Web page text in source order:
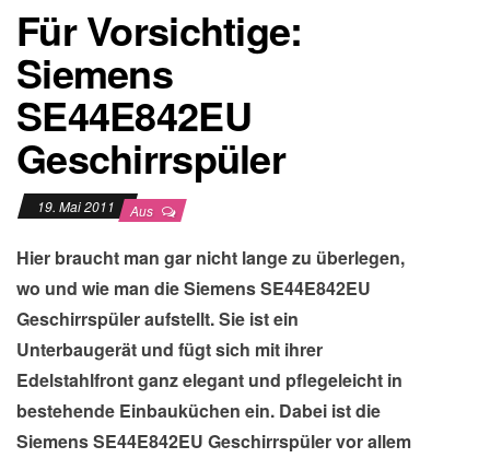
Für Vorsichtige:
Siemens
SE44E842EU
Geschirrspüler
19. Mai 2011 Aus
Hier braucht man gar nicht lange zu überlegen,
wo und wie man die Siemens SE44E842EU
Geschirrspüler aufstellt. Sie ist ein
Unterbaugerät und fügt sich mit ihrer
Edelstahlfront ganz elegant und pflegeleicht in
bestehende Einbauküchen ein. Dabei ist die
Siemens SE44E842EU Geschirrspüler vor allem